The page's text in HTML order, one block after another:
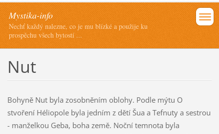
Mystika-info
Nechť každý nalezne, co je mu blízké a použije ku
prospěchu všech bytostí ...
Nut
Bohyně Nut byla zosobněním oblohy. Podle mýtu O
stvoření Héliopole byla jedním z dětí Šua a Tefnuty a sestrou
- manželkou Geba, boha země. Noční temnota byla